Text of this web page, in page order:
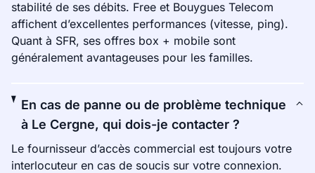
stabilité de ses débits. Free et Bouygues Telecom
affichent d’excellentes performances (vitesse, ping).
Quant à SFR, ses offres box + mobile sont
généralement avantageuses pour les familles.
En cas de panne ou de problème technique
à Le Cergne, qui dois-je contacter ?
Le fournisseur d’accès commercial est toujours votre
interlocuteur en cas de soucis sur votre connexion.